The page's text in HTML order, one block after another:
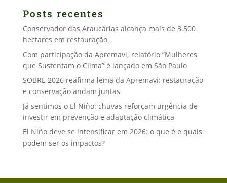
Posts recentes
Conservador das Araucárias alcança mais de 3.500
hectares em restauração
Com participação da Apremavi, relatório “Mulheres
que Sustentam o Clima” é lançado em São Paulo
SOBRE 2026 reafirma lema da Apremavi: restauração
e conservação andam juntas
Já sentimos o El Niño: chuvas reforçam urgência de
investir em prevenção e adaptação climática
El Niño deve se intensificar em 2026: o que é e quais
podem ser os impactos?